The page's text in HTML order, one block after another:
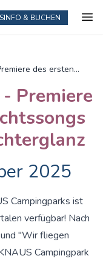
& BUCHEN
des ersten
Premiere
2025
Campingparks ist
verfügbar! Nach
"Wir fliegen
Campingpark